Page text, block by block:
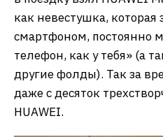
как невестушка, которая
смартфоном, постоянно
телефон, как у тебя» (а
другие фолды). Так за
даже с десяток
HUAWEI.